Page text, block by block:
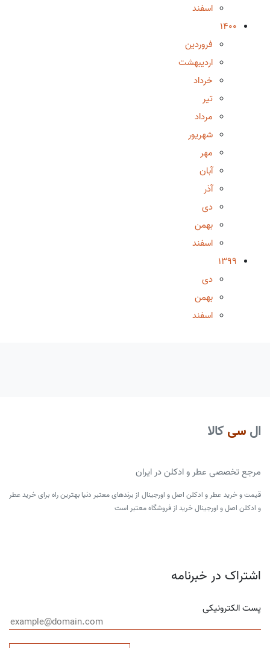
اسفند
1400
فروردین
اردیبهشت
خرداد
تیر
مرداد
شهریور
مهر
آبان
آذر
دی
بهمن
اسفند
1399
دی
بهمن
اسفند
ال سی کالا
مرجع تخصصی عطر و ادکلن در ایران
قیمت و خرید عطر و ادکلن اصل و اورجینال از برندهای معتبر دنیا بهترین راه برای خرید عطر
و ادکلن اصل و اورجینال خرید از فروشگاه معتبر است
اشتراک در خبرنامه
پست الکترونیکی